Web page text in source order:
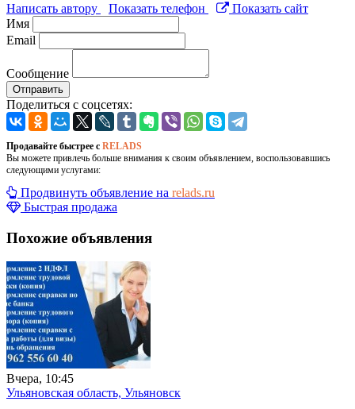
Написать автору Показать телефон
Показать сайт
Имя
Email
Сообщение
Отправить
Поделиться с соцсетях:
Продавайте быстрее с RELADS
Вы можете привлечь больше внимания к своим объявлением, воспользовавшись
следующими услугами:
Продвинуть объявление на relads.ru
Быстрая продажа
Похожие объявления
Вчера, 10:45
Ульяновская область, Ульяновск